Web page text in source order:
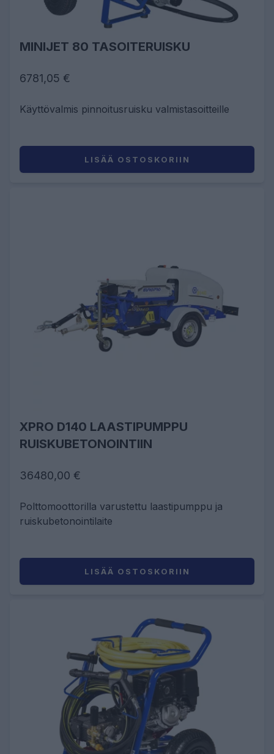
MINIJET 80 TASOITERUISKU
6781,05 €
Käyttövalmis pinnoitusruisku valmistasoitteille
LISÄÄ OSTOSKORIIN
XPRO D140 LAASTIPUMPPU
RUISKUBETONOINTIIN
36480,00 €
Polttomoottorilla varustettu laastipumppu ja
ruiskubetonointilaite
LISÄÄ OSTOSKORIIN